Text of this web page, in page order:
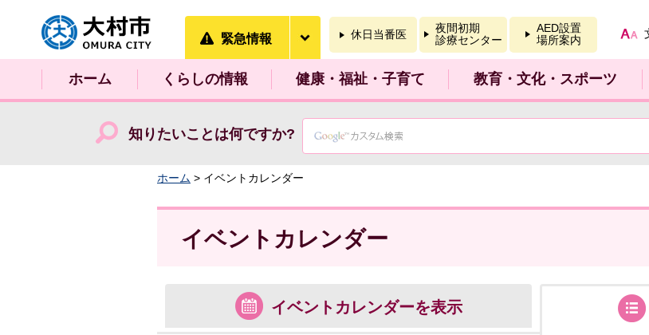
大村市
緊急情報 休日当番医
夜間初期
診療センター
AED設置
場所案内
ホーム くらしの情報 健康・福祉・子育て 教育・文化・スポーツ
知りたいことは何ですか?
ホーム > イベントカレンダー
イベントカレンダー
イベント カレンダーを表示